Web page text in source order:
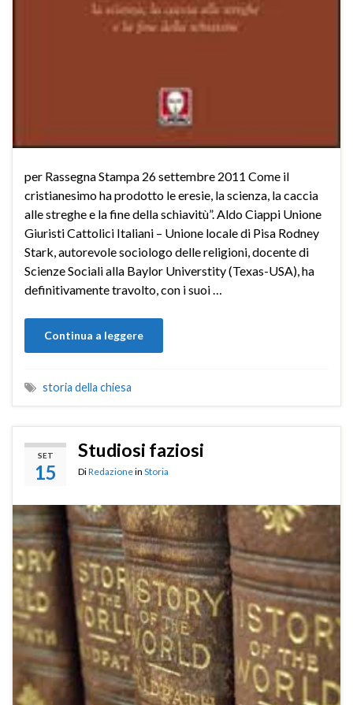
per Rassegna Stampa 26 settembre 2011 Come il
cristianesimo ha prodotto le eresie, la scienza, la caccia
alle streghe e la fine della schiavitù”. Aldo Ciappi Unione
Giuristi Cattolici Italiani – Unione locale di Pisa Rodney
Stark, autorevole sociologo delle religioni, docente di
Scienze Sociali alla Baylor Universtity (Texas-USA), ha
definitivamente travolto, con i suoi …
Continua a leggere
storia della chiesa
SET
15
Studiosi faziosi
DiRedazionein Storia